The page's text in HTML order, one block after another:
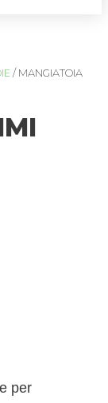
/ MANGIATOIA
per